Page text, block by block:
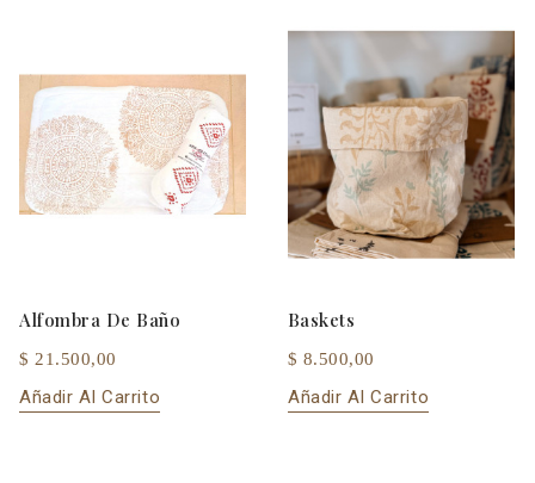
Alfombra De Baño
$ 21.500,00
Añadir Al Carrito
Baskets
$ 8.500,00
Añadir Al Carrito